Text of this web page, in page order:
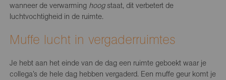
wanneer de verwarming hoogstaat, dit verbetert de
luchtvochtigheid in de ruimte.
Muffe lucht in vergaderruimtes
Je hebt aan het einde van de dag een ruimte geboekt waar je
collega’s de hele dag hebben vergaderd. Een muffe geur komt je